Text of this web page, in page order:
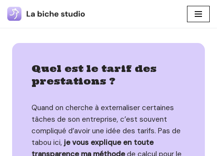
contenu
Quel est le tarif des
prestations ?
Quand on cherche à externaliser certaines
tâches de son entreprise, c’est souvent
compliqué d’avoir une idée des tarifs. Pas de
tabou ici, je vous explique en toute